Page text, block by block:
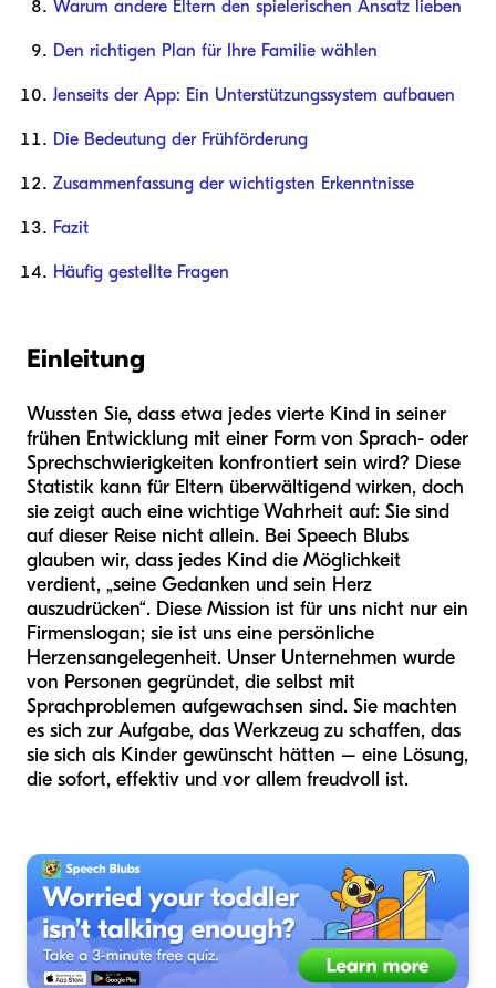
Warum andere Eltern den spielerischen Ansatz lieben
Den richtigen Plan für Ihre Familie wählen
Jenseits der App: Ein Unterstützungssystem aufbauen
Die Bedeutung der Frühförderung
Zusammenfassung der wichtigsten Erkenntnisse
Fazit
Häufig gestellte Fragen
Einleitung
Wussten Sie, dass etwa jedes vierte Kind in seiner
frühen Entwicklung mit einer Form von Sprach- oder
Sprechschwierigkeiten konfrontiert sein wird? Diese
Statistik kann für Eltern überwältigend wirken, doch
sie zeigt auch eine wichtige Wahrheit auf: Sie sind
auf dieser Reise nicht allein. Bei Speech Blubs
glauben wir, dass jedes Kind die Möglichkeit
verdient, „seine Gedanken und sein Herz
auszudrücken“. Diese Mission ist für uns nicht nur ein
Firmenslogan; sie ist uns eine persönliche
Herzensangelegenheit. Unser Unternehmen wurde
von Personen gegründet, die selbst mit
Sprachproblemen aufgewachsen sind. Sie machten
es sich zur Aufgabe, das Werkzeug zu schaffen, das
sie sich als Kinder gewünscht hätten – eine Lösung,
die sofort, effektiv und vor allem freudvoll ist.